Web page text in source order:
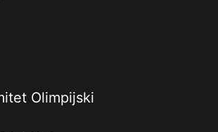
Olimpijski